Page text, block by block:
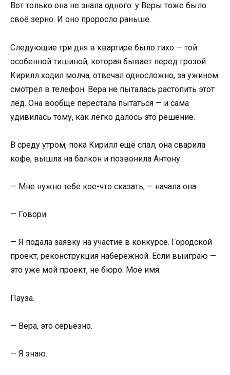
Вот только она не знала одного: у Веры тоже было
своё зерно. И оно проросло раньше.
Следующие три дня в квартире было тихо — той
особенной тишиной, которая бывает перед грозой.
Кирилл ходил молча, отвечал односложно, за ужином
смотрел в телефон. Вера не пыталась растопить этот
лёд. Она вообще перестала пытаться — и сама
удивилась тому, как легко далось это решение.
В среду утром, пока Кирилл ещё спал, она сварила
кофе, вышла на балкон и позвонила Антону.
— Мне нужно тебе кое-что сказать, — начала она.
— Говори.
— Я подала заявку на участие в конкурсе. Городской
проект, реконструкция набережной. Если выиграю —
это уже мой проект, не бюро. Моё имя.
Пауза.
— Вера, это серьёзно.
— Я знаю.